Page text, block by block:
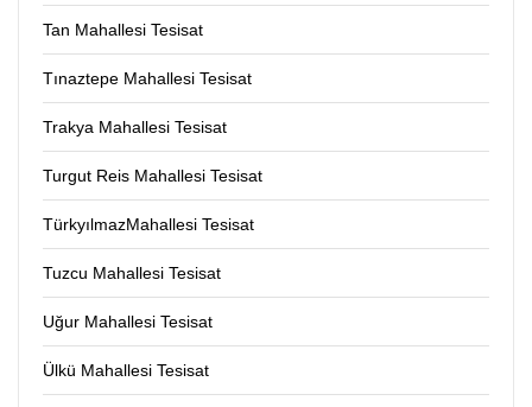
Tan Mahallesi Tesisat
Tınaztepe Mahallesi Tesisat
Trakya Mahallesi Tesisat
Turgut Reis Mahallesi Tesisat
TürkyılmazMahallesi Tesisat
Tuzcu Mahallesi Tesisat
Uğur Mahallesi Tesisat
Ülkü Mahallesi Tesisat